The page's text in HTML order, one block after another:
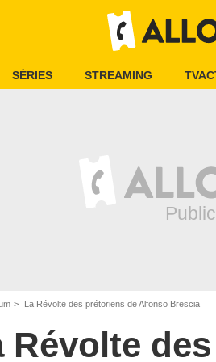
SÉRIES STREAMING
La Révolte des prétoriens de Alfonso Brescia
Révolte